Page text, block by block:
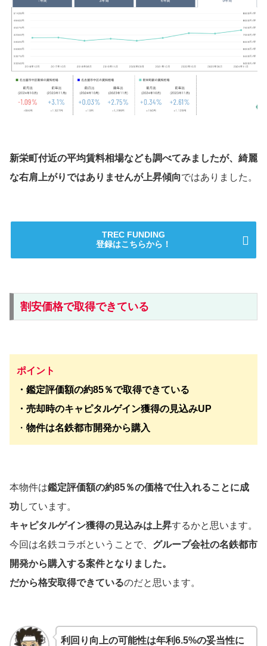
新栄町付近の平均賃料相場なども調べてみましたが、綺麗
な右肩上がりではありませんが上昇傾向ではありました。
TREC FUNDING
登録はこちらから！
割安価格で取得できている
ポイント
・鑑定評価額の約85％で取得できている
・売却時のキャピタルゲイン獲得の見込みUP
・ 物件は名鉄都市開発から購入
本物件は鑑定評価額の約85％の価格で仕入れることに成
功しています。
キャピタルゲイン獲得の見込みは上昇するかと思います。
今回は名鉄コラボということで、 グループ会社の名鉄都市
開発から購入する案件となりました。
だから格安取得できているのだと思います。
利回り向上の可能性は年利6.5%の妥当性に